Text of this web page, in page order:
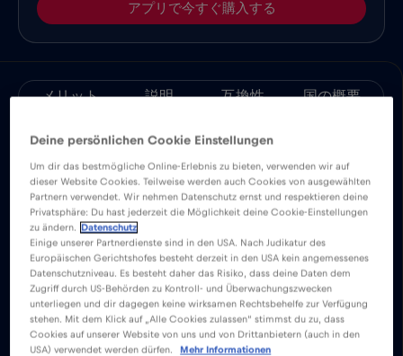
アプリで今すぐ購入する
メリット 説明 互換性 国の概要
アプリをダウンロードして、またはジェッダ
全土でそれぞれ無制限のモバイルインターネ
ットを楽しもう。
基本料金は一切かからない。eSIMカー
ドをアクティベートすれば、基本料金や
ローミング料金なしで世界中に接続でき
る。
Eメール、チャット、ビデオ会議の設
Deine persönlichen Cookie Einstellungen
Um dir das bestmögliche Online-Erlebnis zu bieten, verwenden wir auf
dieser Website Cookies. Teilweise werden auch Cookies von ausgewählten
Partnern verwendet. Wir nehmen Datenschutz ernst und respektieren deine
Privatsphäre: Du hast jederzeit die Möglichkeit deine Cookie-Einstellungen
zu ändern.
Datenschutz
Einige unserer Partnerdienste sind in den USA. Nach Judikatur des
Europäischen Gerichtshofes besteht derzeit in den USA kein angemessenes
Datenschutzniveau. Es besteht daher das Risiko, dass deine Daten dem
Zugriff durch US-Behörden zu Kontroll- und Überwachungszwecken
unterliegen und dir dagegen keine wirksamen Rechtsbehelfe zur Verfügung
stehen. Mit dem Klick auf „Alle Cookies zulassen“ stimmst du zu, dass
Cookies auf unserer Website von uns und von Drittanbietern (auch in den
USA) verwendet werden dürfen.
Mehr Informationen